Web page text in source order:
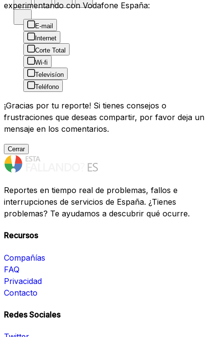
experimentando con Vodafone España:
E-mail
Internet
Corte Total
Wi-fi
Televisíon
Teléfono
¡Gracias por tu reporte! Si tienes consejos o
frustraciones que deseas compartir, por favor deja un
mensaje en los comentarios.
Cerrar
Reportes en tiempo real de problemas, fallos e
interrupciones de servicios de España. ¿Tienes
problemas? Te ayudamos a descubrir qué ocurre.
Recursos
Compañías
FAQ
Privacidad
Contacto
Redes Sociales